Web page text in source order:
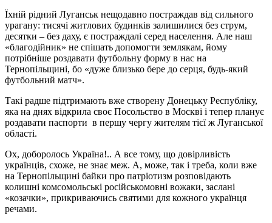
Їхній рідний Луганськ нещодавно постраждав від сильного
урагану: тисячі житлових будинків залишилися без струм,
десятки – без даху, є постраждалі серед населення. Але наш
«благодійник» не спішать допомогти землякам, йому
потрібніше роздавати футбольну форму в нас на
Тернопільщині, бо «дуже близько бере до серця, будь-який
футбольний матч».
Такі радше підтримають вже створену Донецьку Республіку,
яка на днях відкрила своє Посольство в Москві і тепер планує
роздавати паспорти в першу чергу жителям тієї ж Луганської
області.
Ох, доборолось Україна!.. А все тому, що довірливість
українців, схоже, не знає меж. А, може, так і треба, коли вже
на Тернопільщині байки про патріотизм розповідають
колишні комсомольські російськомовні вожаки, заслані
«козачки», прикриваючись святими для кожного українця
речами.